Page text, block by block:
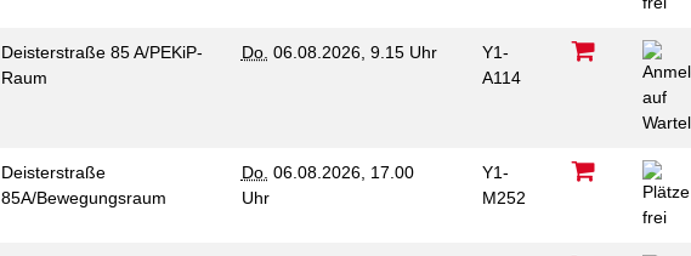
Deisterstraße 85 A/PEKiP-
Raum
Do. 06.08.2026, 9.15 Uhr
Y1-
A114
Deisterstraße
85A/Bewegungsraum
Do. 06.08.2026, 17.00
Uhr
Y1-
M252